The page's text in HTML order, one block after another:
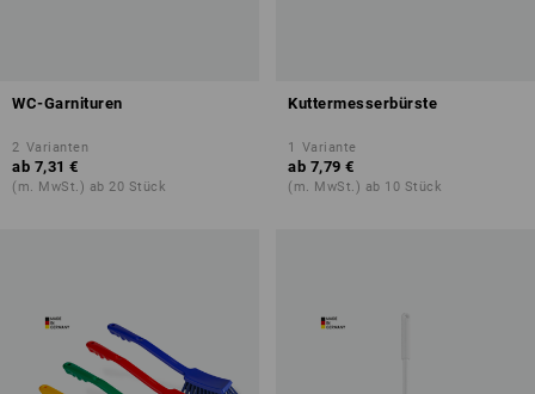
WC-Garnituren
2 Varianten
ab 7,31 €
(m. MwSt.) ab 20 Stück
Kuttermesserbürste
1 Variante
ab 7,79 €
(m. MwSt.) ab 10 Stück